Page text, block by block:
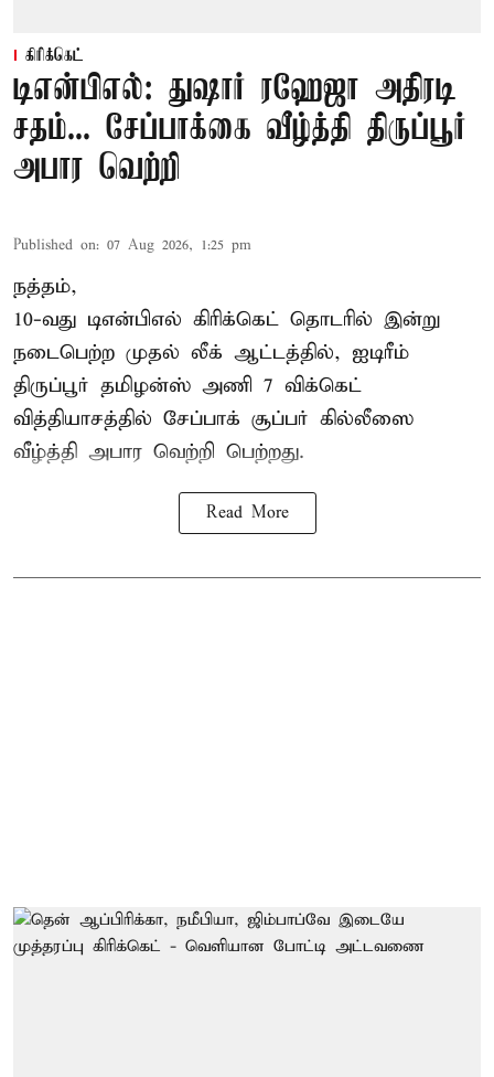
கிரிக்கெட்
டிஎன்பிஎல்: துஷார் ரஹேஜா அதிரடி
சதம்... சேப்பாக்கை வீழ்த்தி திருப்பூர்
அபார வெற்றி
Published on: 07 Aug 2026, 1:25 pm
நத்தம்,
10-வது டிஎன்பிஎல் கிரிக்கெட் தொடரில் இன்று
நடைபெற்ற முதல் லீக் ஆட்டத்தில், ஐடிரீம்
திருப்பூர் தமிழன்ஸ் அணி 7 விக்கெட்
வித்தியாசத்தில் சேப்பாக் சூப்பர் கில்லீஸை
வீழ்த்தி அபார வெற்றி பெற்றது.
Read More